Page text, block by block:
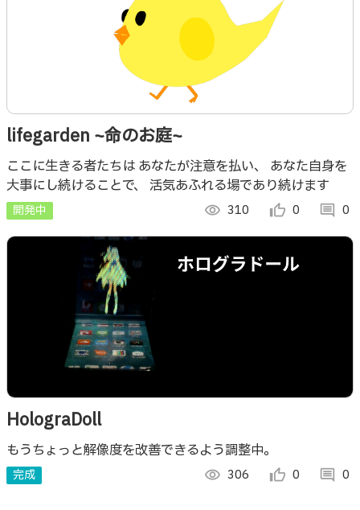
lifegarden ~命のお庭~
ここに生きる者たちは あなたが注意を払い、 あなた自身を
大事にし続けることで、 活気あふれる場であり続けます
開発中 visibility 310 thumb_up_alt 0 comment 0
HolograDoll
もうちょっと解像度を改善できるよう調整中。
完成 visibility 306 thumb_up_alt 0 comment 0